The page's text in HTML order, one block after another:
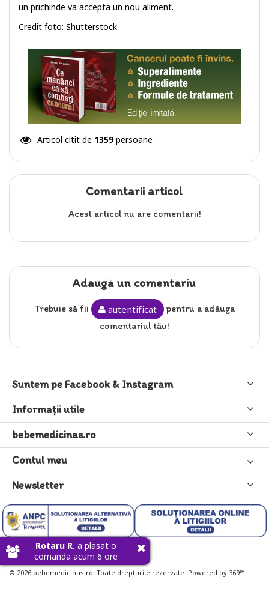
un prichinde va accepta un nou aliment.
Credit foto: Shutterstock
Articol citit de 1359persoane
Comentarii articol
Acest articol nu are comentarii!
Adaugă un comentariu
Trebuie să fii autentificat
pentru a adăuga
comentariul tău!
Suntem pe Facebook & Instagram
Informaţii utile
bebemedicinas.ro
Contul meu
Newsletter
© 2026 bebemedicinas.ro. Toate drepturile rezervate. Powered by 369™
Rotaru R. a plasat o
comanda acum 6 ore